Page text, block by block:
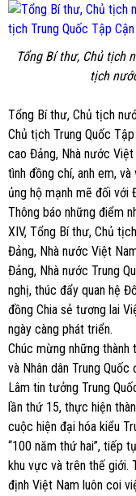
Tổng Bí thư, Chủ tịch
tịch
Tổng Bí thư, Chủ tịch
Chủ tịch Trung Quốc
cao Đảng, Nhà nước
tình đồng chí, anh em,
ủng hộ mạnh mẽ đối với
Thông báo những điểm
XIV, Tổng Bí thư, Chủ
Đảng, Nhà nước Việt
Đảng, Nhà nước Trung
nghị, thúc đẩy quan hệ
đồng Chia sẻ tương lai
ngày càng phát triển.
Chúc mừng những
và Nhân dân Trung
Lâm tin tưởng Trung
lần thứ 15, thực hiện
cuộc hiện đại hóa kiểu
“100 năm thứ hai”, tiếp
khu vực và trên thế giới.
định Việt Nam luôn coi